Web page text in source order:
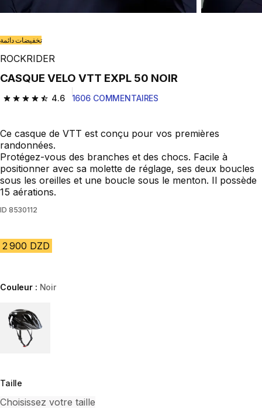
تخفيضات دائمة
ROCKRIDER
CASQUE VELO VTT EXPL 50 NOIR
4.6
4.6 out of 5 stars from 1606 reviews
1606 COMMENTAIRES
Ce casque de VTT est conçu pour vos premières
randonnées.
Protégez-vous des branches et des chocs. Facile à
positionner avec sa molette de réglage, ses deux boucles
sous les oreilles et une boucle sous le menton. Il possède
15 aérations.
ID 8530112
2 900 DZD
Couleur : Noir
Choose a variant
Taille